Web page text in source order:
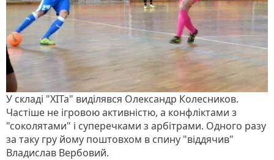
У складі "ХІТа" виділявся Олександр Колесников.
Частіше не ігровою активністю, а конфліктами з
"соколятами" і суперечками з арбітрами. Одного разу
за таку гру йому поштовхом в спину "віддячив"
Владислав Вербовий.